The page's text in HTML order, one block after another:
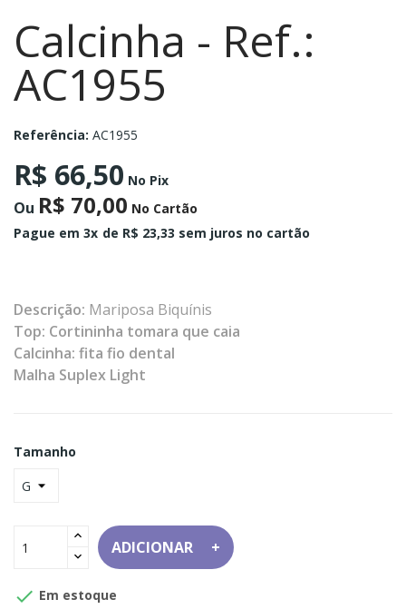
Calcinha - Ref.:
AC1955
Referência: AC1955
R$ 66,50 No Pix
Ou R$ 70,00 No Cartão
Pague em 3x de R$ 23,33 sem juros no cartão
Descrição: Mariposa Biquínis
Top: Cortininha tomara que caia
Calcinha: fita fio dental
Malha Suplex Light
Tamanho
ADICIONAR
 Em estoque